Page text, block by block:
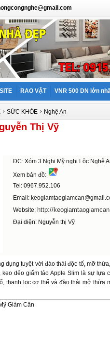
RAO VẶT VNR 500 DN lớn
› SỨC KHỎE› Nghệ An
Thị Vỹ
ĐC: Xóm 3 Nghi Mỹ nghi Lộc Nghệ
Xem bản đồ:
Tel: 0967.952.106
Email:
Website: http://
Đại diện: Nguyễn thị Vỹ
dụng tuyệt vời đào thải độc tố, mỡ
dẻo giấm táo Apple Slim là sự lựa
thanh lọc cơ thể và đào thải mỡ thừa